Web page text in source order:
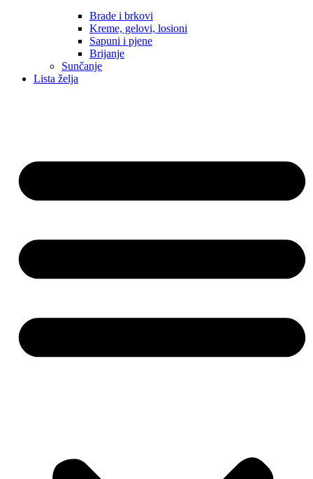
Brade i brkovi
Kreme, gelovi, losioni
Sapuni i pjene
Brijanje
Sunčanje
Lista želja